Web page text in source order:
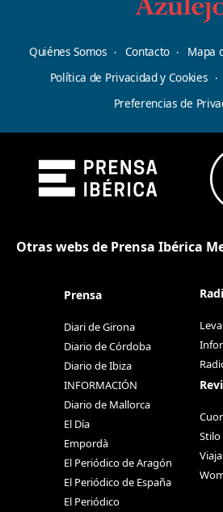
Quiénes Somos Contacto Mapa
Política de Privacidad y Cookies
Preferencias de
Otras webs de Prensa Ibérica
Prensa
Diari de Girona
Diario de Córdoba
Diario de Ibiza
INFORMACIÓN
Diario de Mallorca
El Día
Empordà
El Periódico de Aragón
El Periódico de España
El Periódico
Stilo